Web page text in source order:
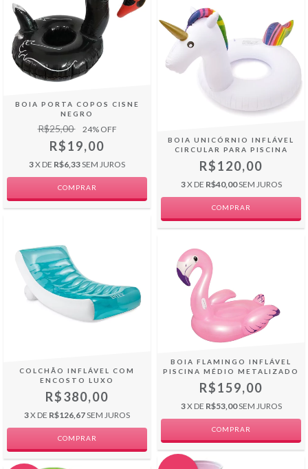
BOIA PORTA COPOS CISNE
NEGRO
R$25,00 24% OFF
R$19,00
3X DE R$6,33SEM JUROS
BOIA UNICÓRNIO INFLÁVEL
CIRCULAR PARA PISCINA
R$120,00
3X DE R$40,00SEM JUROS
COMPRAR
COLCHÃO INFLÁVEL COM
ENCOSTO LUXO
R$380,00
3X DE R$126,67SEM JUROS
BOIA FLAMINGO INFLÁVEL
PISCINA MÉDIO METALIZADO
R$159,00
3X DE R$53,00SEM JUROS